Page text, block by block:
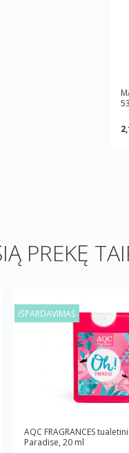
PREKĘ
IŠPARDAVIMAS
AQC FRAGRANCES
Paradise, 20 ml